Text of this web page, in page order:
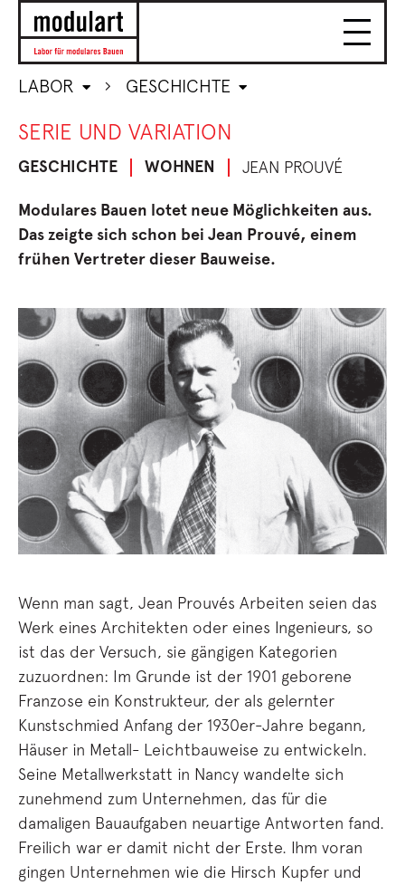
LABOR GESCHICHTE
SERIE UND VARIATION
GESCHICHTE WOHNEN JEAN PROUVÉ
Modulares Bauen lotet neue Möglichkeiten aus.
Das zeigte sich schon bei Jean Prouvé, einem
frühen Vertreter dieser Bauweise.
Wenn man sagt, Jean Prouvés Arbeiten seien das
Werk eines Architekten oder eines Ingenieurs, so
ist das der Versuch, sie gängigen Kategorien
zuzuordnen: Im Grunde ist der 1901 geborene
Franzose ein Konstrukteur, der als gelernter
Kunstschmied Anfang der 1930er-Jahre begann,
Häuser in Metall- Leichtbauweise zu entwickeln.
Seine Metallwerkstatt in Nancy wandelte sich
zunehmend zum Unternehmen, das für die
damaligen Bauaufgaben neuartige Antworten fand.
Freilich war er damit nicht der Erste. Ihm voran
gingen Unternehmen wie die Hirsch Kupfer und